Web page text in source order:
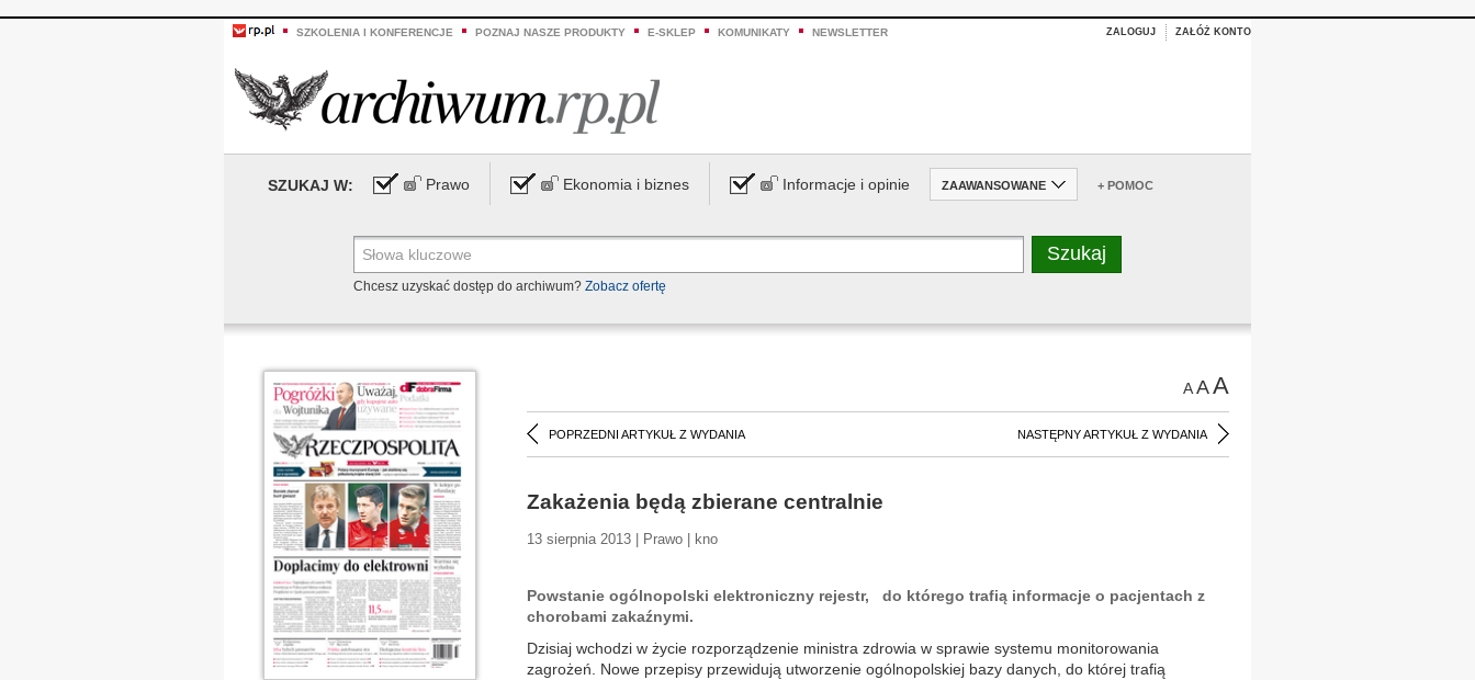
SZKOLENIA I KONFERENCJE POZNAJ NASZE PRODUKTY E-SKLEP KOMUNIKATY NEWSLETTER ZALOGUJ ZAŁÓŻ KONTO
SZUKAJ W: Prawo Ekonomia i biznes Informacje i opinie ZAAWANSOWANE + POMOC
Chcesz uzyskać dostęp do archiwum? Zobacz ofertę
AAA
POPRZEDNI ARTYKUŁ Z WYDANIA NASTĘPNY ARTYKUŁ Z WYDANIA
Zakażenia będą zbierane centralnie
13 sierpnia 2013 | Prawo | kno
Powstanie ogólnopolski elektroniczny rejestr, do którego trafią informacje o pacjentach z
chorobami zakaźnymi.
Dzisiaj wchodzi w życie rozporządzenie ministra zdrowia w sprawie systemu monitorowania
zagrożeń. Nowe przepisy przewidują utworzenie ogólnopolskiej bazy danych, do której trafią